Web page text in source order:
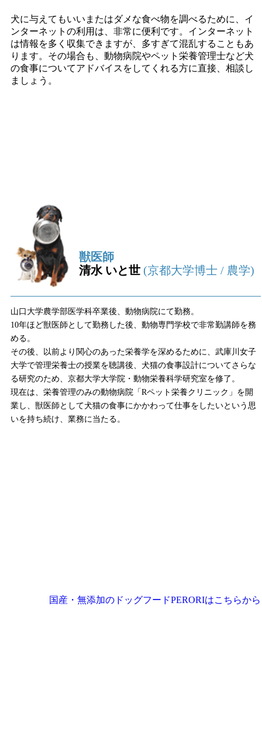
犬に与えてもいいまたはダメな食べ物を調べるために、イ
ンターネットの利用は、非常に便利です。インターネット
は情報を多く収集できますが、多すぎて混乱することもあ
ります。その場合も、動物病院やペット栄養管理士など犬
の食事についてアドバイスをしてくれる方に直接、相談し
ましょう。
獣医師
清水 いと世 (京都大学博士 / 農学)
山口大学農学部医学科卒業後、動物病院にて勤務。
10年ほど獣医師として勤務した後、動物専門学校で非常勤講師を務
める。
その後、以前より関心のあった栄養学を深めるために、武庫川女子
大学で管理栄養士の授業を聴講後、犬猫の食事設計についてさらな
る研究のため、京都大学大学院・動物栄養科学研究室を修了。
現在は、栄養管理のみの動物病院「Rペット栄養クリニック」を開
業し、獣医師として犬猫の食事にかかわって仕事をしたいという思
いを持ち続け、業務に当たる。
国産・無添加のドッグフードPERORIはこちらから